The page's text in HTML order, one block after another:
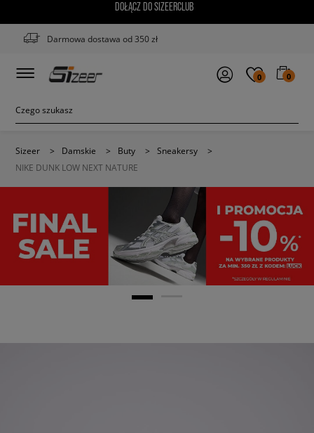
DOŁĄCZ DO SIZEERCLUB
Darmowa dostawa od 350 zł
0 0
Sizeer > Damskie > Buty > Sneakersy
>
NIKE DUNK LOW NEXT NATURE